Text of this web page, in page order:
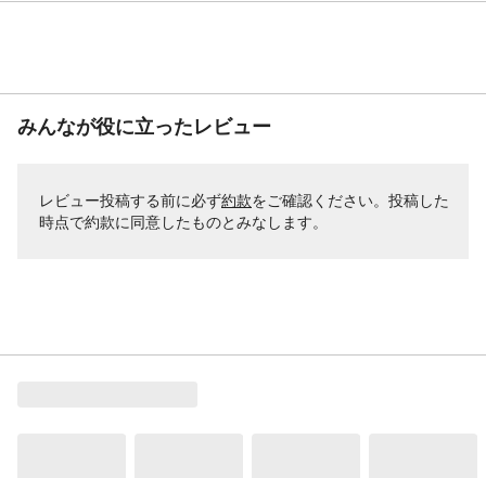
みんなが役に立ったレビュー
レビュー投稿する前に必ず約款をご確認ください。投稿した
時点で約款に同意したものとみなします。